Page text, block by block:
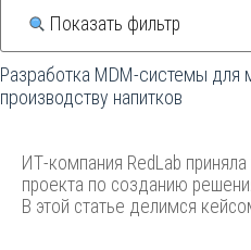
Показать фильтр
Разработка MDM-системы для
производству напитков
ИТ-компания RedLab
проекта по созданию
В этой статье делимся